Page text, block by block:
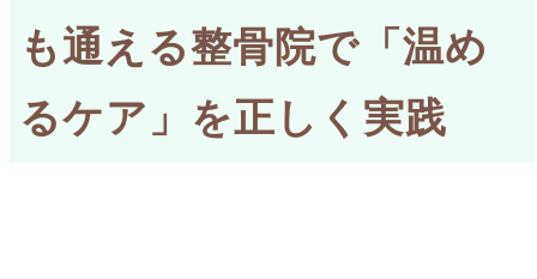
も通える整骨院で「温め
るケア」を正しく実践